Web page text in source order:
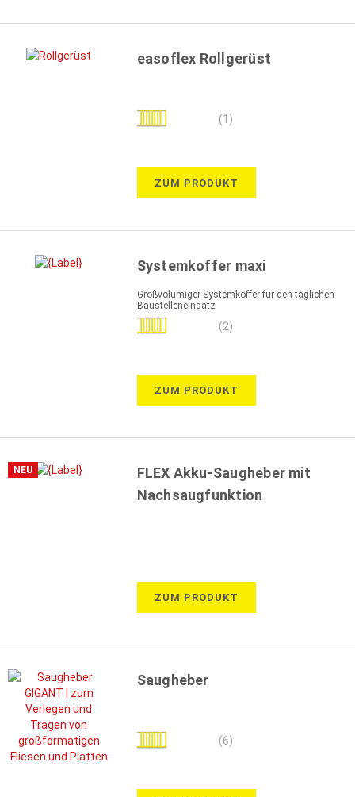
easoflex Rollgerüst
Bewertung: (1)
ZUM PRODUKT
Systemkoffer maxi
Großvolumiger Systemkoffer für den täglichen
Baustelleneinsatz
Bewertung:
(2)
ZUM PRODUKT
NEU
FLEX Akku-Saugheber mit
Nachsaugfunktion
ZUM PRODUKT
Saugheber
Bewertung: (6)